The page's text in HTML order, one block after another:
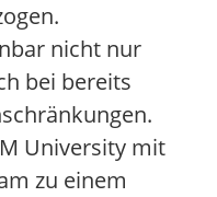
nicht nur
bei bereits
University mit
zu einem